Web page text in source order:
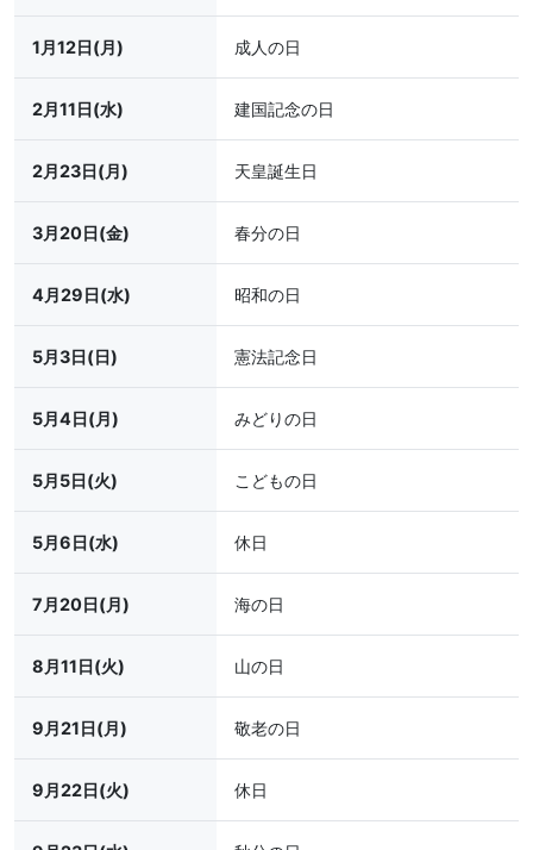
1月12日(月) 成人の日
2月11日(水) 建国記念の日
2月23日(月) 天皇誕生日
3月20日(金) 春分の日
4月29日(水) 昭和の日
5月3日(日) 憲法記念日
5月4日(月) みどりの日
5月5日(火) こどもの日
5月6日(水) 休日
7月20日(月) 海の日
8月11日(火) 山の日
9月21日(月) 敬老の日
9月22日(火) 休日